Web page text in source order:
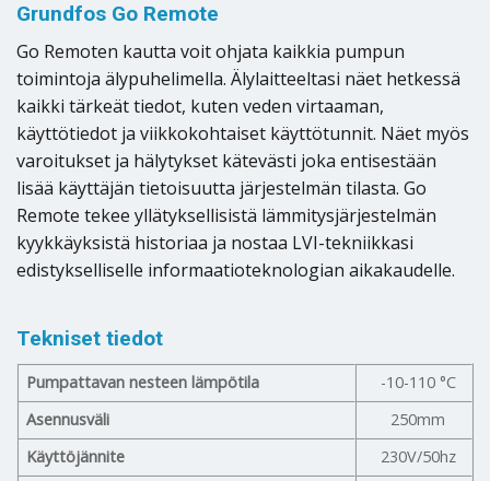
Grundfos Go Remote
Go Remoten kautta voit ohjata kaikkia pumpun
toimintoja älypuhelimella. Älylaitteeltasi näet hetkessä
kaikki tärkeät tiedot, kuten veden virtaaman,
käyttötiedot ja viikkokohtaiset käyttötunnit. Näet myös
varoitukset ja hälytykset kätevästi joka entisestään
lisää käyttäjän tietoisuutta järjestelmän tilasta. Go
Remote tekee yllätyksellisistä lämmitysjärjestelmän
kyykkäyksistä historiaa ja nostaa LVI-tekniikkasi
edistykselliselle informaatioteknologian aikakaudelle.
Tekniset tiedot
Pumpattavan nesteen lämpötila
-10-110 °C
Asennusväli
250mm
Käyttöjännite
230V/50hz